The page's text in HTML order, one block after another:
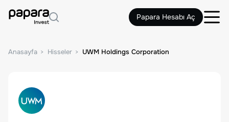
Papara Hesabı Aç
Anasayfa Hisseler UWM Holdings Corporation